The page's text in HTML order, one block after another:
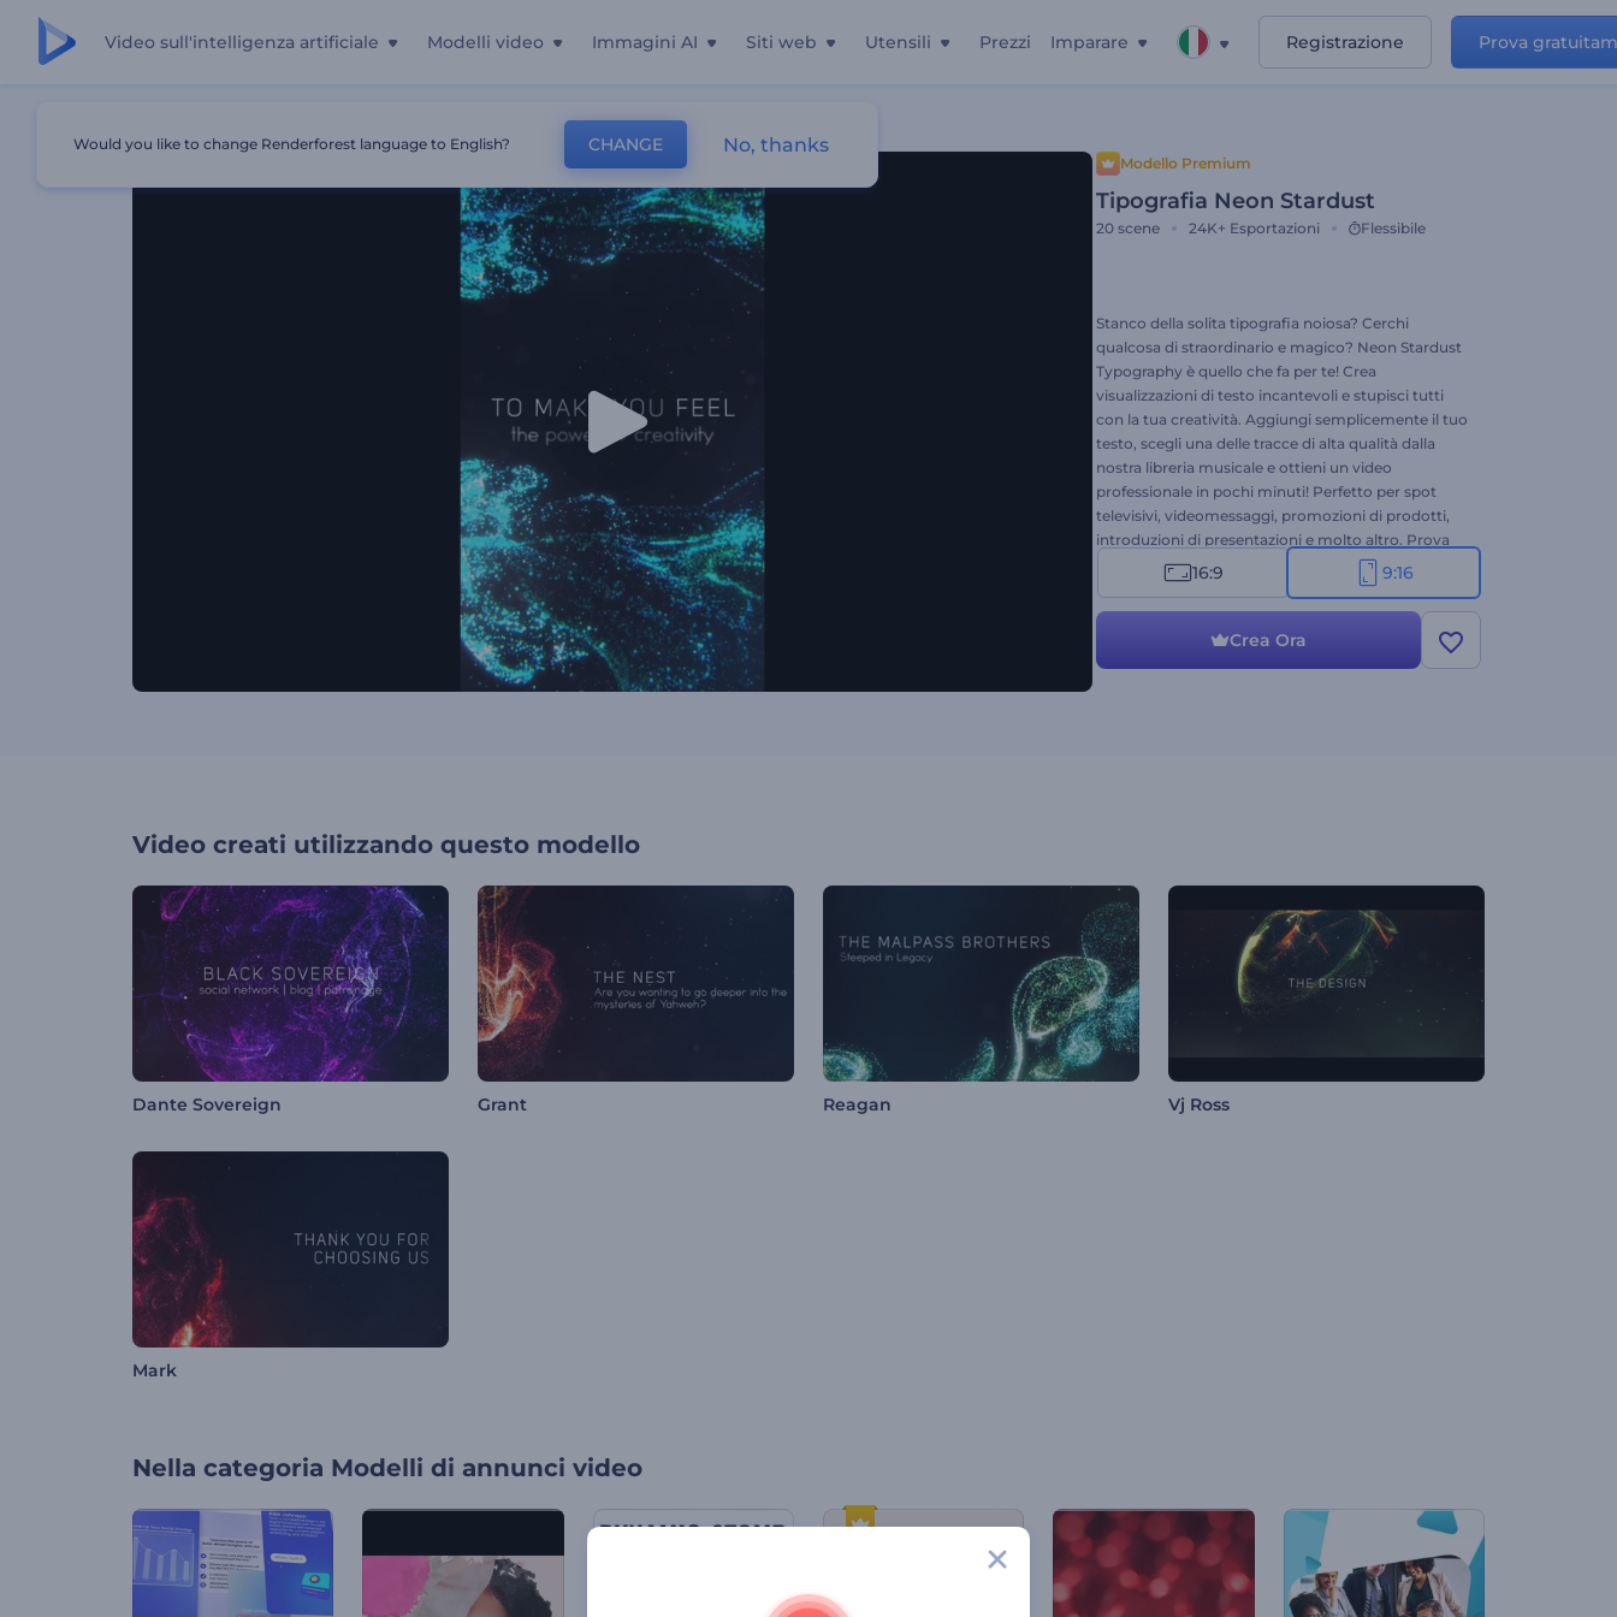
Video sull'intelligenza artificiale Modelli video Immagini AI Siti web Utensili Prezzi Imparare Registrazione Prova
Modello Premium
Tipografia Neon Stardust
20 scene 24K+ Esportazioni Flessibile
Stanco della solita tipografia noiosa? Cerchi
qualcosa di straordinario e magico? Neon Stardust
Typography è quello che fa per te! Crea
visualizzazioni di testo incantevoli e stupisci tutti
con la tua creatività. Aggiungi semplicemente il tuo
testo, scegli una delle tracce di alta qualità dalla
nostra libreria musicale e ottieni un video
professionale in pochi minuti! Perfetto per spot
televisivi, videomessaggi, promozioni di prodotti,
introduzioni di presentazioni e molto altro. Prova
subito la versione per Instagram Stories di questo
template gratuitamente!
16:9 9:16
Crea Ora
Video creati utilizzando questo modello
Dante Sovereign Grant Reagan Vj Ross
Mark
Nella categoria Modelli di annunci video
Would you like to change Renderforest language to English? CHANGE No, thanks